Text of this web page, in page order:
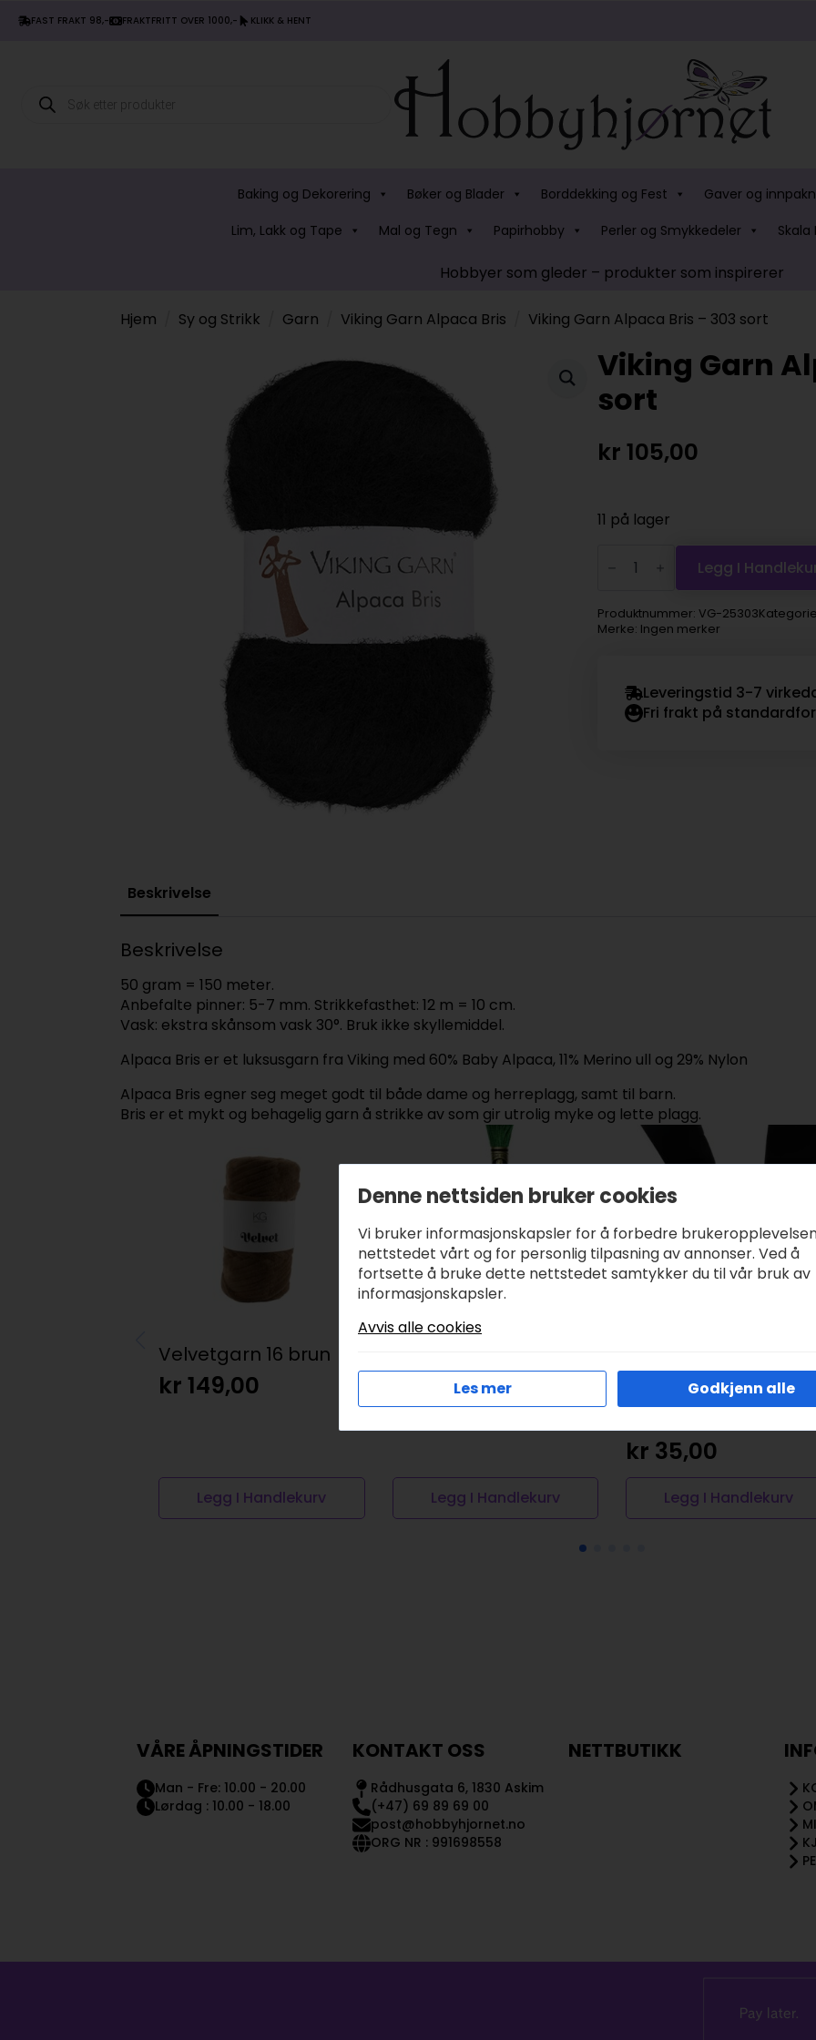
FAST FRAKT 98,- FRAKTFRITT OVER 1000,- KLIKK & HENT
Products
search
Baking og Dekorering Bøker og Blader Borddekking og Fest Gaver og
Lim, Lakk og Tape
Mal og Tegn Papirhobby Perler og Smykkedeler Skala
Hobbyer som gleder – produkter som inspirerer
Hjem Sy og Strikk Garn Viking Garn Alpaca Bris Viking Garn Alpaca Bris – 303 sort
Viking Garn
sort
kr 105,00
11 på lager
Alpaca
-
303
sort
Legg I
Produktnummer: VG-25303
Merke: Ingen merker
Leveringstid 3-7
Fri frakt på
Beskrivelse
Beskrivelse
50 gram = 150 meter.
Anbefalte pinner: 5-7 mm. Strikkefasthet: 12 m = 10 cm.
Vask: ekstra skånsom vask 30°. Bruk ikke skyllemiddel.
Alpaca Bris er et luksusgarn fra Viking med 60% Baby Alpaca, 11% Merino ull og 29% Nylon
Alpaca Bris egner seg meget godt til både dame og herreplagg, samt til barn.
Bris er et mykt og behagelig garn å strikke av som gir utrolig myke og lette plagg.
Velvetgarn 16 brun
kr 149,00
Legg I Handlekurv
909
kr28,00
Legg I Handlekurv
Collection
– 627 multi
kr 35,00
Legg I Handlekurv
VÅRE ÅPNINGSTIDER
Man - Fre: 10.00 - 20.00
Lørdag : 10.00 - 18.00
KONTAKT OSS
Rådhusgata 6, 1830 Askim
(+47) 69 89 69 00
post@hobbyhjornet.no
ORG NR : 991698558
NETTBUTIKK
Denne nettsiden bruker cookies
Vi bruker informasjonskapsler for å forbedre
nettstedet vårt og for personlig tilpasning av annonser. Ved å
fortsette å bruke dette nettstedet samtykker du til vår bruk av
informasjonskapsler.
Avvis alle cookies
Les mer Godkjenn alle